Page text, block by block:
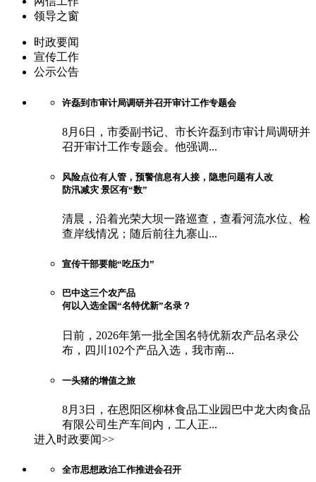
领导之窗
时政要闻
宣传工作
公示公告
许磊到市审计局调研并召开审计工作专题会
8月6日，市委副书记、市长许磊到市审计局调研并
召开审计工作专题会。他强调...
风险点位有人管，预警信息有人接，隐患问题有人改
防汛减灾 景区有“数”
清晨，沿着光荣大坝一路巡查，查看河流水位、检
查岸线情况；随后前往九寨山...
宣传干部要能“吃压力”
巴中这三个农产品
何以入选全国“名特优新”名录？
日前，2026年第一批全国名特优新农产品名录公
布，四川102个产品入选，我市南...
一头猪的增值之旅
8月3日，在恩阳区柳林食品工业园巴中龙大肉食品
有限公司生产车间内，工人正...
进入时政要闻>>
全市思想政治工作推进会召开